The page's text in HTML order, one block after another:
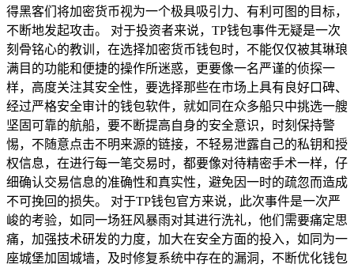
得黑客们将加密货币视为一个极具吸引力、有利可图的目标，
不断地发起攻击。 对于投资者来说，TP钱包事件无疑是一次
刻骨铭心的教训，在选择加密货币钱包时，不能仅仅被其琳琅
满目的功能和便捷的操作所迷惑，更要像一名严谨的侦探一
样，高度关注其安全性，要选择那些在市场上具有良好口碑、
经过严格安全审计的钱包软件，就如同在众多船只中挑选一艘
坚固可靠的航船，要不断提高自身的安全意识，时刻保持警
惕，不随意点击不明来源的链接，不轻易泄露自己的私钥和授
权信息，在进行每一笔交易时，都要像对待精密手术一样，仔
细确认交易信息的准确性和真实性，避免因一时的疏忽而造成
不可挽回的损失。 对于TP钱包官方来说，此次事件是一次严
峻的考验，如同一场狂风暴雨对其进行洗礼，他们需要痛定思
痛，加强技术研发的力度，加大在安全方面的投入，如同为一
座城堡加固城墙，及时修复系统中存在的漏洞，不断优化钱包